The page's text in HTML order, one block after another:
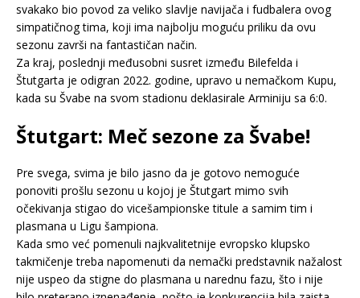
svakako bio povod za veliko slavlje navijača i fudbalera ovog
simpatičnog tima, koji ima najbolju moguću priliku da ovu
sezonu završi na fantastičan način.
Za kraj, poslednji međusobni susret između Bilefelda i
Štutgarta je odigran 2022. godine, upravo u nemačkom Kupu,
kada su Švabe na svom stadionu deklasirale Arminiju sa 6:0.
Štutgart: Meč sezone za Švabe!
Pre svega, svima je bilo jasno da je gotovo nemoguće
ponoviti prošlu sezonu u kojoj je Štutgart mimo svih
očekivanja stigao do vicešampionske titule a samim tim i
plasmana u Ligu šampiona.
Kada smo već pomenuli najkvalitetnije evropsko klupsko
takmičenje treba napomenuti da nemački predstavnik nažalost
nije uspeo da stigne do plasmana u narednu fazu, što i nije